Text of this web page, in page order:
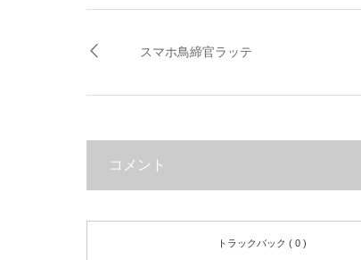
スマホ鳥締官ラッテ
コメント
トラックバック ( 0 )